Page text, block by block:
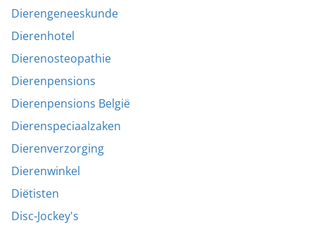
Dierengeneeskunde
Dierenhotel
Dierenosteopathie
Dierenpensions
Dierenpensions België
Dierenspeciaalzaken
Dierenverzorging
Dierenwinkel
Diëtisten
Disc-Jockey's